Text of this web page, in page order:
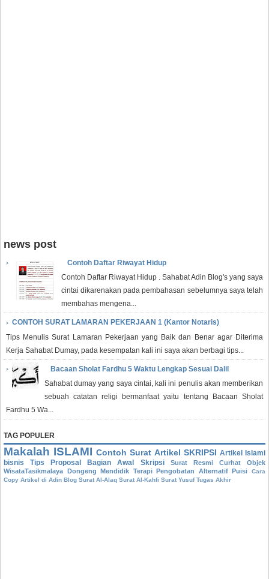
news post
Contoh Daftar Riwayat Hidup
Contoh Daftar Riwayat Hidup . Sahabat Adin Blog's yang saya
cintai dikarenakan pada pembahasan sebelumnya saya telah
membahas mengena...
CONTOH SURAT LAMARAN PEKERJAAN 1 (Kantor Notaris)
Tips Menulis Surat Lamaran Pekerjaan yang Baik dan Benar agar Diterima
Kerja Sahabat Dumay, pada kesempatan kali ini saya akan berbagi tips...
Bacaan Sholat Fardhu 5 Waktu Lengkap Sesuai Dalil
Sahabat dumay yang saya cintai, kali ini penulis akan memberikan
sebuah catatan religi bermanfaat yaitu tentang Bacaan Sholat
Fardhu 5 Wa...
TAG POPULER
Makalah ISLAMI Contoh Surat Artikel SKRIPSI Artikel Islami
bisnis
Tips Proposal Bagian Awal Skripsi Surat Resmi Curhat
Objek
WisataTasikmalaya Dongeng Mendidik Terapi Pengobatan Alternatif Puisi
Cara
Copy Artikel di Adin Blog Surat Al-Alaq Surat Al-Kahfi Surat Yusuf Tugas Akhir